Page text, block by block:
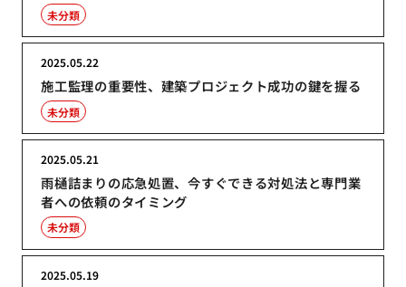
未分類
施工監理の重要性、建築プロジェクト成功の鍵を握る
2025.05.22
未分類
雨樋詰まりの応急処置、今すぐできる対処法と専門業
者への依頼のタイミング
2025.05.21
未分類
2025.05.19